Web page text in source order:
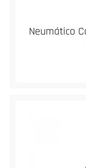
Neumático